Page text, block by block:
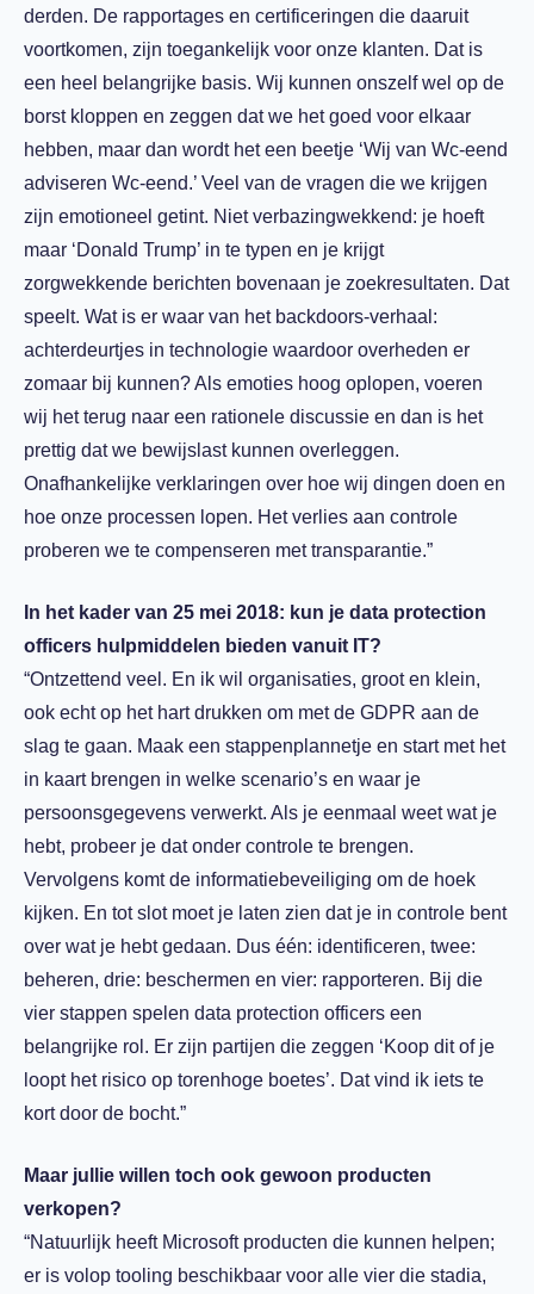
derden. De rapportages en certificeringen die daaruit
voortkomen, zijn toegankelijk voor onze klanten. Dat is
een heel belangrijke basis. Wij kunnen onszelf wel op de
borst kloppen en zeggen dat we het goed voor elkaar
hebben, maar dan wordt het een beetje ‘Wij van Wc-eend
adviseren Wc-eend.’ Veel van de vragen die we krijgen
zijn emotioneel getint. Niet verbazingwekkend: je hoeft
maar ‘Donald Trump’ in te typen en je krijgt
zorgwekkende berichten bovenaan je zoekresultaten. Dat
speelt. Wat is er waar van het backdoors-verhaal:
achterdeurtjes in technologie waardoor overheden er
zomaar bij kunnen? Als emoties hoog oplopen, voeren
wij het terug naar een rationele discussie en dan is het
prettig dat we bewijslast kunnen overleggen.
Onafhankelijke verklaringen over hoe wij dingen doen en
hoe onze processen lopen. Het verlies aan controle
proberen we te compenseren met transparantie.”
In het kader van 25 mei 2018: kun je data protection
officers hulpmiddelen bieden vanuit IT?
“Ontzettend veel. En ik wil organisaties, groot en klein,
ook echt op het hart drukken om met de GDPR aan de
slag te gaan. Maak een stappenplannetje en start met het
in kaart brengen in welke scenario’s en waar je
persoonsgegevens verwerkt. Als je eenmaal weet wat je
hebt, probeer je dat onder controle te brengen.
Vervolgens komt de informatiebeveiliging om de hoek
kijken. En tot slot moet je laten zien dat je in controle bent
over wat je hebt gedaan. Dus één: identificeren, twee:
beheren, drie: beschermen en vier: rapporteren. Bij die
vier stappen spelen data protection officers een
belangrijke rol. Er zijn partijen die zeggen ‘Koop dit of je
loopt het risico op torenhoge boetes’. Dat vind ik iets te
kort door de bocht.”
Maar jullie willen toch ook gewoon producten
verkopen?
“Natuurlijk heeft Microsoft producten die kunnen helpen;
er is volop tooling beschikbaar voor alle vier die stadia,